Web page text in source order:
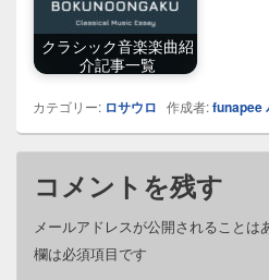
クラシック音楽楽曲紹
介記事一覧
カテゴリー: ロサウロ 作成者:funapee
コメントを残す
メールアドレスが公開されることは
欄は必須項目です